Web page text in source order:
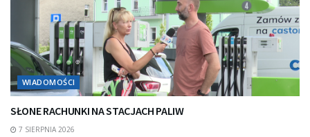
WIADOMOŚCI
SŁONE RACHUNKI NA STACJACH PALIW
7 SIERPNIA 2026